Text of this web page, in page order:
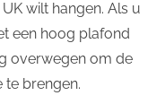
wilt hangen. Als u
een hoog plafond
overwegen om de
brengen.